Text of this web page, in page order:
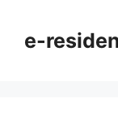
content
e-